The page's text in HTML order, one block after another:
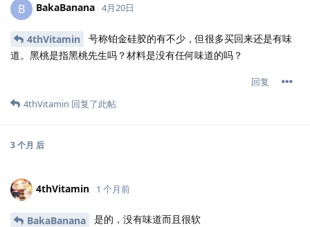
B BakaBanana 4月20日
4thVitamin
号称铂金硅胶的有不少，但很多买回来还是有味
道。黑桃是指黑桃先生吗？材料是没有任何味道的吗？
回复
4thVitamin 回复了此帖
3 个月 后
4thVitamin 1 个月前
BakaBanana 是的，没有味道而且很软